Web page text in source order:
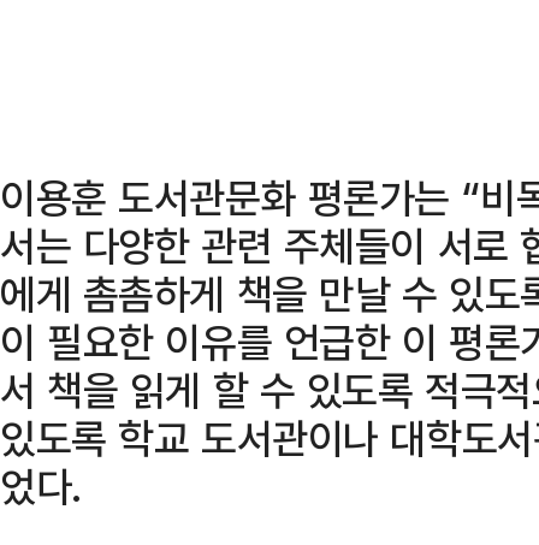
이용훈 도서관문화 평론가는 “
서는 다양한 관련 주체들이 서로
에게 촘촘하게 책을 만날 수 있
이 필요한 이유를 언급한 이 평
서 책을 읽게 할 수 있도록 적극
있도록 학교 도서관이나 대학도
었다.